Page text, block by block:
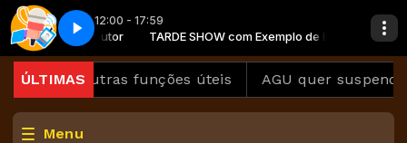
12:00 - 17:59
Exemplo de locutor TARDE SHOW com Exemplo de locutor
1 Jornal A Notícia - Parte 1
ÚLTIMASoutras funções úteis AGU quer
Menu